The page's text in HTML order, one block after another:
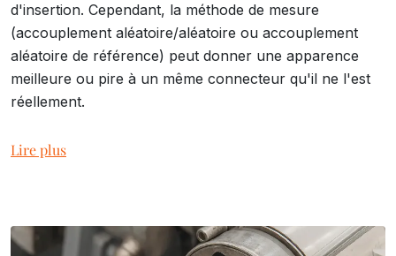
d'insertion. Cependant, la méthode de mesure
(accouplement aléatoire/aléatoire ou accouplement
aléatoire de référence) peut donner une apparence
meilleure ou pire à un même connecteur qu'il ne l'est
réellement.
Lire plus